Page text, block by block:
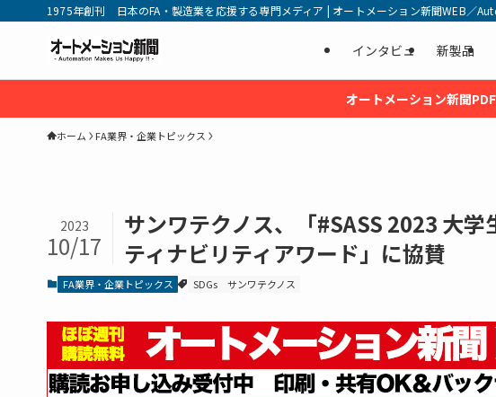
1975年創刊 日本のFA・製造業を応援する専門メディア | オートメーション新聞WEB／
インタビュ 新製品
オートメーション新聞
ホーム FA業界・企業トピックス
サンワテクノス、「#SASS 2023 大
ティナビリティアワード」に協賛
2023
10/17
FA業界・企業トピックス SDGs サンワテクノス